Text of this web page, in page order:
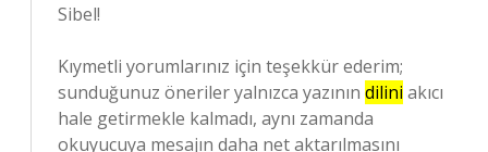
Sibel!
Kıymetli yorumlarınız için teşekkür ederim;
sunduğunuz öneriler yalnızca yazının dilini akıcı
hale getirmekle kalmadı, aynı zamanda
okuyucuya mesajın daha netaktarılmasını